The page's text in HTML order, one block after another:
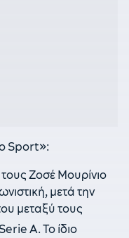
Sport»:
Zoσέ Μουρίνιο
μετά την
μεταξύ τους
A. Το ίδιο